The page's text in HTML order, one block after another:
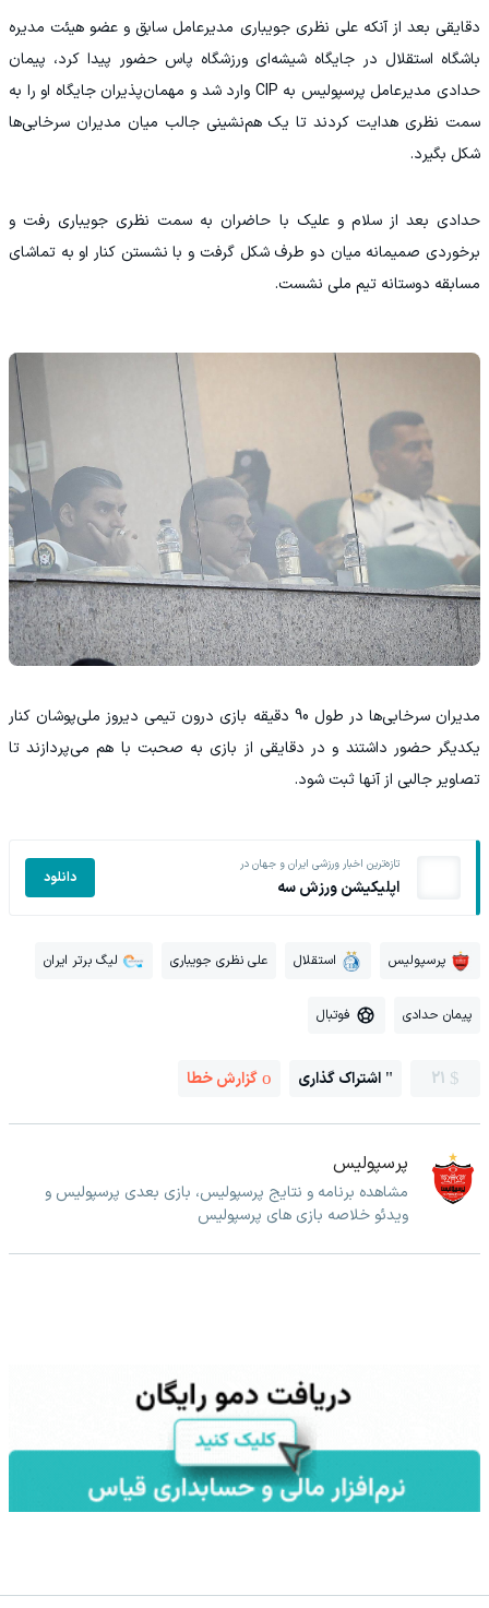
دقایقی بعد از آنکه علی نظری جویباری مدیرعامل سابق و عضو هیئت مدیره
باشگاه استقلال در جایگاه شیشه‌ای ورزشگاه پاس حضور پیدا کرد، پیمان
حدادی مدیرعامل پرسپولیس به CIP وارد شد و مهمان‌پذیران جایگاه او را به
سمت نظری هدایت کردند تا یک هم‌نشینی جالب میان مدیران سرخابی‌ها
شکل بگیرد.
حدادی بعد از سلام و علیک با حاضران به سمت نظری جویباری رفت و
برخوردی صمیمانه میان دو طرف شکل گرفت و با نشستن کنار او به تماشای
مسابقه دوستانه تیم ملی نشست.
مدیران سرخابی‌ها در طول 90 دقیقه بازی درون تیمی دیروز ملی‌پوشان کنار
یکدیگر حضور داشتند و در دقایقی از بازی به صحبت با هم می‌پردازند تا
تصاویر جالبی از آنها ثبت شود.
تازه‌ترین اخبار ورزشی ایران و جهان در
اپلیکیشن ورزش سه دانلود
پرسپولیس استقلال علی نظری جویباری لیگ برتر ایران
پیمان حدادی فوتبال
21 اشتراک گذاری گزارش خطا
پرسپولیس
مشاهده برنامه و نتایج پرسپولیس، بازی بعدی پرسپولیس و
ویدئو خلاصه بازی های پرسپولیس